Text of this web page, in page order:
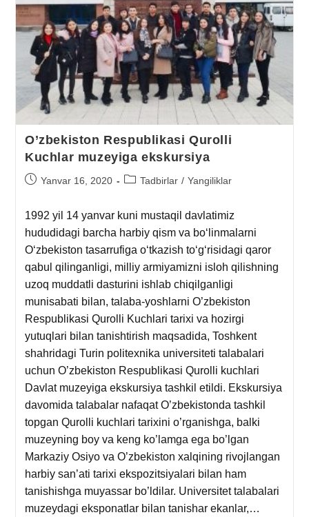
O’zbekiston Respublikasi Qurolli
Kuchlar muzeyiga ekskursiya
Yanvar 16, 2020 Tadbirlar / Yangiliklar
1992 yil 14 yanvar kuni mustaqil davlatimiz
hududidagi barcha harbiy qism va bo‘linmalarni
O‘zbekiston tasarrufiga o‘tkazish to‘g‘risidagi qaror
qabul qilinganligi, milliy armiyamizni isloh qilishning
uzoq muddatli dasturini ishlab chiqilganligi
munisabati bilan, talaba-yoshlarni O’zbekiston
Respublikasi Qurolli Kuchlari tarixi va hozirgi
yutuqlari bilan tanishtirish maqsadida, Toshkent
shahridagi Turin politexnika universiteti talabalari
uchun O’zbekiston Respublikasi Qurolli kuchlari
Davlat muzeyiga ekskursiya tashkil etildi. Ekskursiya
davomida talabalar nafaqat O’zbekistonda tashkil
topgan Qurolli kuchlari tarixini o’rganishga, balki
muzeyning boy va keng ko’lamga ega bo’lgan
Markaziy Osiyo va O’zbekiston xalqining rivojlangan
harbiy san’ati tarixi ekspozitsiyalari bilan ham
tanishishga muyassar bo’ldilar. Universitet talabalari
muzeydagi eksponatlar bilan tanishar ekanlar,…